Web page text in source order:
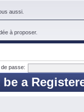
aussi.
à proposer.
de passe:
be a